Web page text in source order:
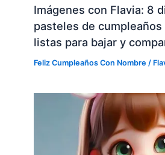
Imágenes con Flavia: 8
pasteles de
listas para bajar y
Feliz Cumpleaños Con Nombre /